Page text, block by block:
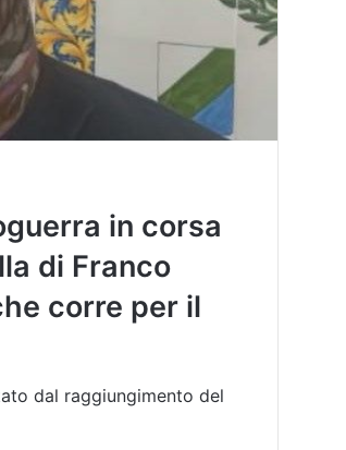
in corsa
di Franco
corre per il
dal raggiungimento del